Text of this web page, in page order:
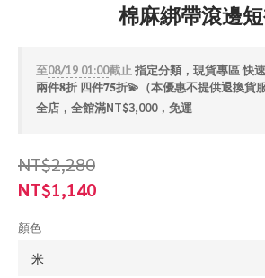
2
棉麻綁帶滾邊
至08/19 01:00截止 指定分類，現貨專區 快
兩件𝟖折 四件𝟕𝟓折💫（本優惠不提供退換貨服
全店，全館滿NT$3,000，免運
NT$2,280
NT$1,140
顏色